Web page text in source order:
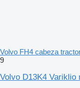
Volvo FH4 cabeza
9
Volvo D13K4